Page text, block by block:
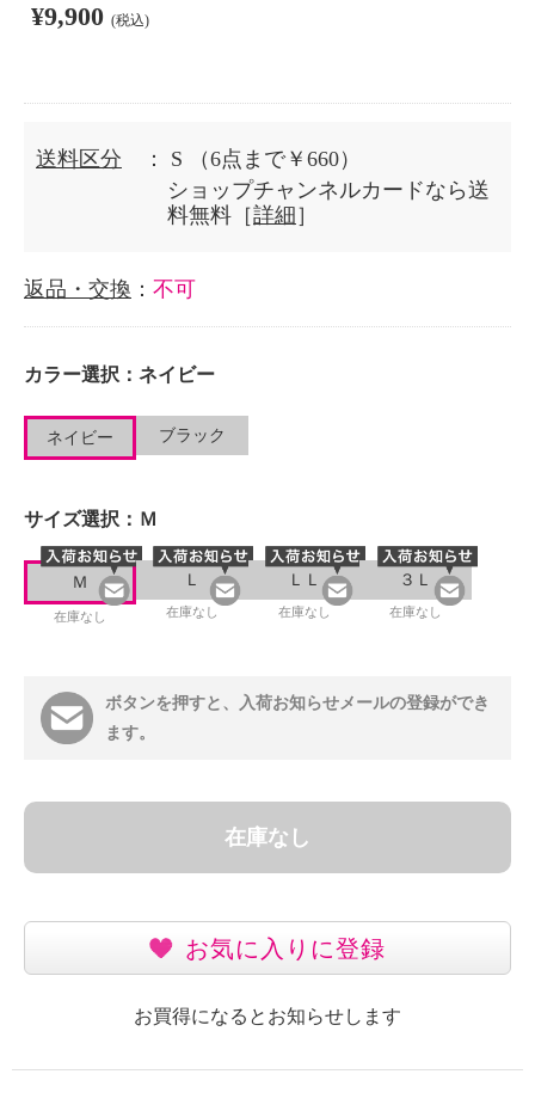
¥9,900 (税込)
送料区分 ： S
（6点まで￥660）
ショップチャンネルカードなら送
料無料［詳細 ］
返品・交換 ： 不可
カラー選択： ネイビー
ネイビー ブラック
サイズ選択： Ｍ
Ｍ
在庫なし
Ｌ
在庫なし
ＬＬ
在庫なし
３Ｌ
在庫なし
ボタンを押すと、入荷お知らせメールの登録ができ
ます。
在庫なし
お気に入りに登録
お買得になるとお知らせします